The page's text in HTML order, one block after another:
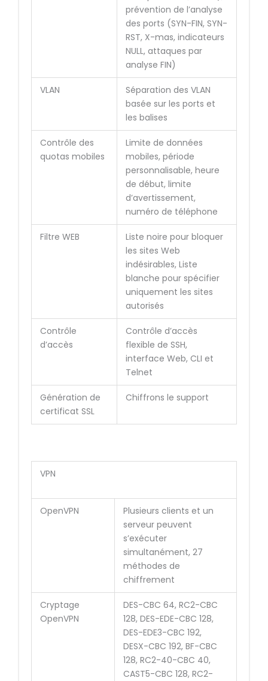
prévention de l’analyse
des ports (SYN-FIN, SYN-
RST, X-mas, indicateurs
NULL, attaques par
analyse FIN)
VLAN
Séparation des VLAN
basée sur les ports et
les balises
Contrôle des
quotas mobiles
Limite de données
mobiles, période
personnalisable, heure
de début, limite
d’avertissement,
numéro de téléphone
Filtre WEB
Liste noire pour bloquer
les sites Web
indésirables, Liste
blanche pour spécifier
uniquement les sites
autorisés
Contrôle
d’accès
Contrôle d’accès
flexible de SSH,
interface Web, CLI et
Telnet
Génération de
certificat SSL
Chiffrons le support
VPN
OpenVPN
Plusieurs clients et un
serveur peuvent
s’exécuter
simultanément, 27
méthodes de
chiffrement
Cryptage
OpenVPN
DES-CBC 64, RC2-CBC
128, DES-EDE-CBC 128,
DES-EDE3-CBC 192,
DESX-CBC 192, BF-CBC
128, RC2-40-CBC 40,
CAST5-CBC 128, RC2-